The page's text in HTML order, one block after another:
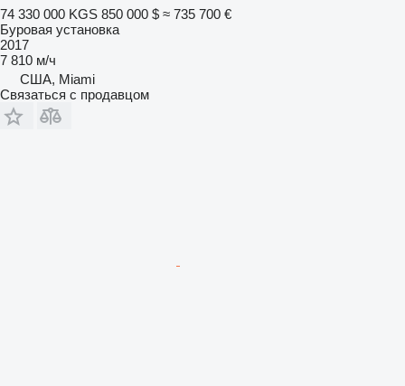
74 330 000 KGS 850 000 $ ≈ 735 700 €
Буровая установка
2017
7 810 м/ч
США, Miami
Связаться с продавцом